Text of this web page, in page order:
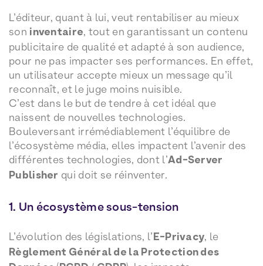
L’éditeur, quant à lui, veut rentabiliser au mieux
son inventaire, tout en garantissant un contenu
publicitaire de qualité et adapté à son audience,
pour ne pas impacter ses performances. En effet,
un utilisateur accepte mieux un message qu’il
reconnaît, et le juge moins nuisible.
C’est dans le but de tendre à cet idéal que
naissent de nouvelles technologies.
Bouleversant irrémédiablement l’équilibre de
l’écosystème média, elles impactent l’avenir des
différentes technologies, dont l’Ad-Server
Publisher qui doit se réinventer.
1. Un écosystème sous-tension
L’évolution des législations, l’E-Privacy, le
Règlement Général de la Protection des